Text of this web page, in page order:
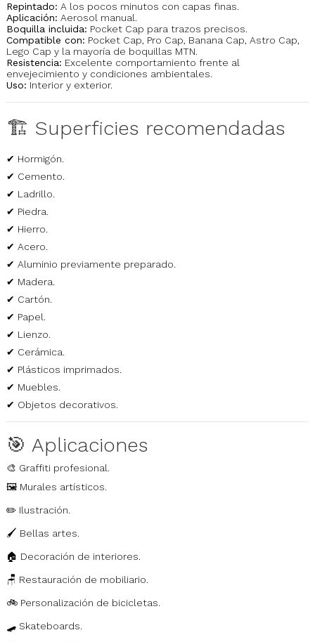
Repintado: A los pocos minutos con capas finas.
Aplicación: Aerosol manual.
Boquilla incluida: Pocket Cap para trazos precisos.
Compatible con: Pocket Cap, Pro Cap, Banana Cap, Astro Cap,
Lego Cap y la mayoría de boquillas MTN.
Resistencia: Excelente comportamiento frente al
envejecimiento y condiciones ambientales.
Uso: Interior y exterior.
🏗️ Superficies recomendadas
✔ Hormigón.
✔ Cemento.
✔ Ladrillo.
✔ Piedra.
✔ Hierro.
✔ Acero.
✔ Aluminio previamente preparado.
✔ Madera.
✔ Cartón.
✔ Papel.
✔ Lienzo.
✔ Cerámica.
✔ Plásticos imprimados.
✔ Muebles.
✔ Objetos decorativos.
🎯 Aplicaciones
🎨 Graffiti profesional.
🖼️ Murales artísticos.
✏️ Ilustración.
🖌️ Bellas artes.
🏠 Decoración de interiores.
🪑 Restauración de mobiliario.
🚲 Personalización de bicicletas.
🛹 Skateboards.